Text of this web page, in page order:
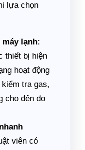
lựa chọn
lạnh:
thiết bị hiện
hoạt động
tra gas,
cho đến đo
viên có